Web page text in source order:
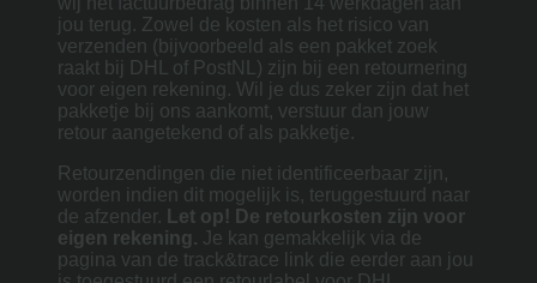
jou terug. Zowel de kosten als het risico van
verzenden (bijvoorbeeld als een pakket zoek
raakt bij DHL of PostNL) zijn bij een retournering
voor eigen rekening. Wil je dus zeker zijn dat het
pakketje bij ons aankomt, verstuur dan jouw
retour aangetekend of als pakketje.
Retourzendingen die niet identificeerbaar zijn,
worden indien dit mogelijk is, teruggestuurd naar
de afzender.
Let op! De retourkosten zijn voor
eigen rekening. Je kan gemakkelijk via de
pagina van de track&trace link die eerder aan jou